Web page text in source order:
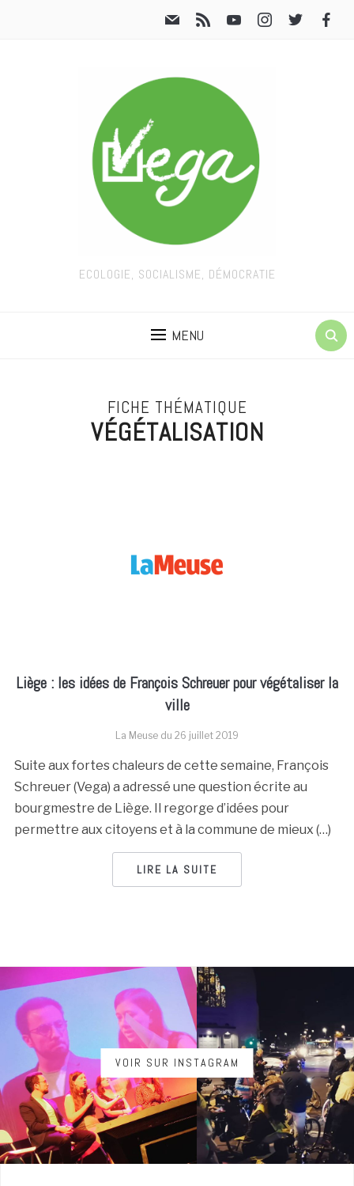
ECOLOGIE, SOCIALISME, DÉMOCRATIE
MENU
FICHE THÉMATIQUE
VÉGÉTALISATION
Liège : les idées de François Schreuer pour végétaliser la
ville
La Meuse du 26 juillet 2019
Suite aux fortes chaleurs de cette semaine, François
Schreuer (Vega) a adressé une question écrite au
bourgmestre de Liège. Il regorge d’idées pour
permettre aux citoyens et à la commune de mieux (…)
LIRE LA SUITE
VOIR SUR INSTAGRAM